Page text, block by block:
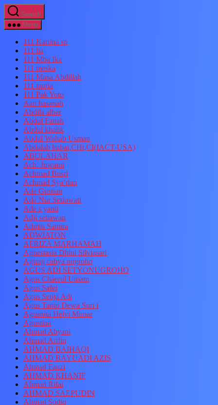
Search
Menu
111 Kartina sp
111 lia
111 Mba Ika
111 meska
111 Musa Abdillah
111 mutia
111 Pak Yoto
Aan hasanah
Abdila albar
Abdul Fattah
Abdul khalik
Abdul Wahab Usman
Abdulah hubai,CHt,CI(IACT-USA)
ABULAHAR
Ach. Juwaini
Achmad Busri
Achmad Sya’dan
Ade Gustian
Ade Nur Setiowati
Ade s yanti
Adji setiawan
Admin Samira
ADWIATON
AFRIZA MARHAMAH
Agnestasia Dhini Silviasari
Agung cahya nugroho
AGUS ADI SETYONUGROHO
Agus Chaerul Umam
Agus Safei
Agus Setija Adi
Agus Tanto Dewa Suri i
Agusnita Helvi Munar
Agustina
Ahmad Ahyani
Ahmad Arifin
AHMAD BAIHAQI
AHMAD BAYUADI AZIS
Ahmad Fauzi
AHMAD KHANIF
Ahmad Rifai
AHMAD SAEPUDIN
Ahmad Sodiq